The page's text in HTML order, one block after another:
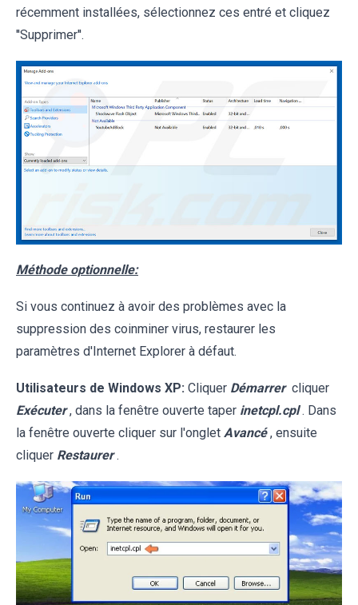
récemment installées, sélectionnez ces entré et cliquez
''Supprimer''.
Méthode optionnelle:
Si vous continuez à avoir des problèmes avec la
suppression des coinminer virus, restaurer les
paramètres d'Internet Explorer à défaut.
Utilisateurs de Windows XP: Cliquer Démarrer cliquer
Exécuter , dans la fenêtre ouverte taper inetcpl.cpl . Dans
la fenêtre ouverte cliquer sur l'onglet Avancé , ensuite
cliquer Restaurer .